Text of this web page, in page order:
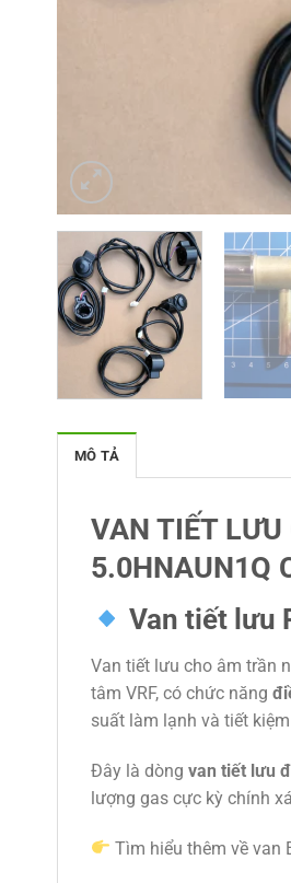
MÔ TẢ
VAN TIẾT
5.0HNAUN1Q
Van tiết lưu
Van tiết lưu cho âm trần
tâm VRF, có chức năng
suất làm lạnh và tiết
Đây là dòng van tiết lưu
lượng gas cực kỳ chính
Tìm hiểu thêm về van